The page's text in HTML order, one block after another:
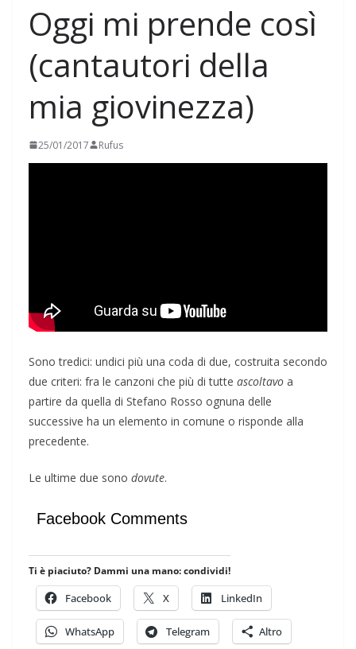
Oggi mi prende così
(cantautori della
mia giovinezza)
25/01/2017 Rufus
Sono tredici: undici più una coda di due, costruita secondo
due criteri: fra le canzoni che più di tutte ascoltavo a
partire da quella di Stefano Rosso ognuna delle
successive ha un elemento in comune o risponde alla
precedente.
Le ultime due sono dovute.
Facebook Comments
Ti è piaciuto? Dammi una mano: condividi!
Facebook X LinkedIn
WhatsApp Telegram Altro